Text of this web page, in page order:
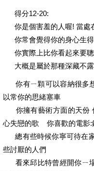
得分12-20:
你是個害羞的人喔! 當處
你常會覺得你的身心生得
你實際上比你看起來要聰
大概是屬於那種深藏不露
你有ㄧ顆可以容納很多
以常你的思緒塞車
你擁有藝術方面的天份
心失戀的歌 你喜歡的電影:
總有些時候你寧可待在家
些討厭的人們
看來邱比特曾經開你ㄧ